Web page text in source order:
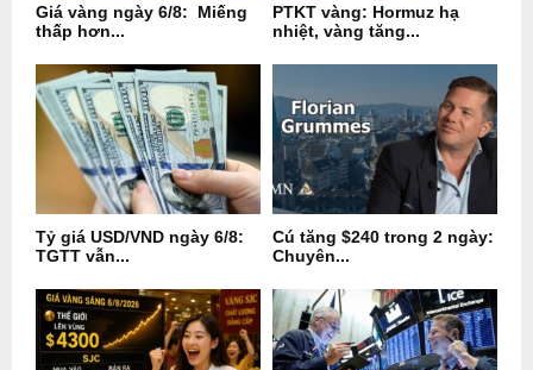
Giá vàng ngày 6/8: Miếng
thấp hơn...
PTKT vàng: Hormuz hạ
nhiệt, vàng tăng...
Tỷ giá USD/VND ngày 6/8:
TGTT vẫn...
Cú tăng $240 trong 2 ngày:
Chuyên...